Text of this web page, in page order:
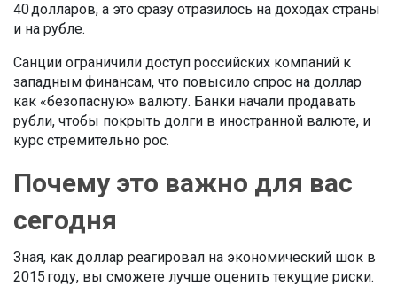
40 долларов, а это сразу отразилось на доходах страны
и на рубле.
Санции ограничили доступ российских компаний к
западным финансам, что повысило спрос на доллар
как «безопасную» валюту. Банки начали продавать
рубли, чтобы покрыть долги в иностранной валюте, и
курс стремительно рос.
Почему это важно для вас
сегодня
Зная, как доллар реагировал на экономический шок в
2015 году, вы сможете лучше оценить текущие риски.